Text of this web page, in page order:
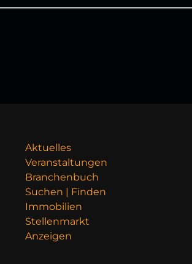
Aktuelles
Veranstaltungen
Branchenbuch
Suchen | Finden
Immobilien
Stellenmarkt
Anzeigen